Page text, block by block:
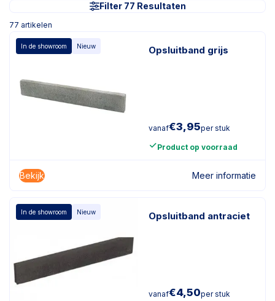
Filter 77 Resultaten
77 artikelen
In de showroom Nieuw Opsluitband grijs
vanaf€3,95per stuk
Product op voorraad
Bekijk Meer informatie
In de showroom Nieuw Opsluitband antraciet
vanaf€4,50per stuk